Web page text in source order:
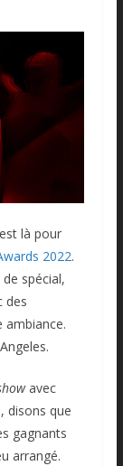
est là pour
2022.
spécial,
des
ambiance.
avec
disons que
gagnants
arrangé.